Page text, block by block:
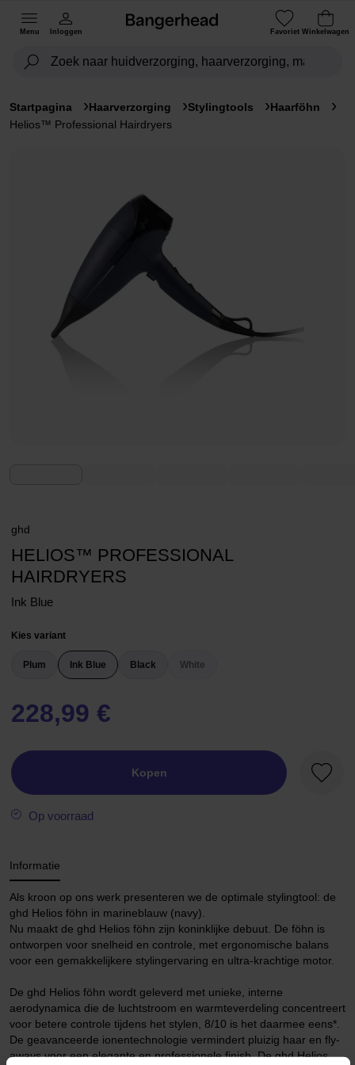
Menu Inloggen Favoriet Winkelwagen
Startpagina Haarverzorging Stylingtools
Haarföhn
Helios™ Professional Hairdryers
ghd
HELIOS™ PROFESSIONAL
HAIRDRYERS
Ink Blue
Kies variant
Plum Ink Blue Black White
228,99 €
Kopen
Op voorraad
Informatie
Als kroon op ons werk presenteren we de optimale stylingtool: de
ghd Helios föhn in marineblauw (navy).
Nu maakt de ghd Helios föhn zijn koninklijke debuut. De föhn is
ontworpen voor snelheid en controle, met ergonomische balans
voor een gemakkelijkere stylingervaring en ultra-krachtige motor.
De ghd Helios föhn wordt geleverd met unieke, interne
aerodynamica die de luchtstroom en warmteverdeling concentreert
voor betere controle tijdens het stylen, 8/10 is het daarmee eens*.
De geavanceerde ionentechnologie vermindert pluizig haar en fly-
aways voor een elegante en professionele finish. De ghd Helios